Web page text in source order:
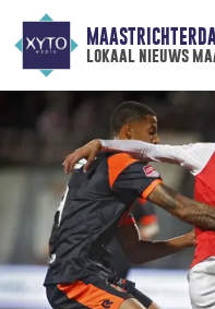
lokaal nieuws